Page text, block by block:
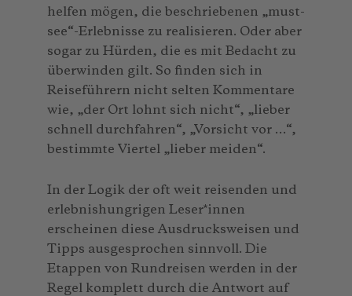
helfen mögen, die beschriebenen „must-
see“-Erlebnisse zu realisieren. Oder aber
sogar zu Hürden, die es mit Bedacht zu
überwinden gilt. So finden sich in
Reiseführern nicht selten Kommentare
wie, „der Ort lohnt sich nicht“, „lieber
schnell durchfahren“, „Vorsicht vor …“,
bestimmte Viertel „lieber meiden“.
In der Logik der oft weit reisenden und
erlebnishungrigen Leser*innen
erscheinen diese Ausdrucksweisen und
Tipps ausgesprochen sinnvoll. Die
Etappen von Rundreisen werden in der
Regel komplett durch die Antwort auf